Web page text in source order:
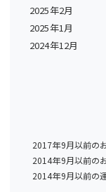
2025年2月
2025年1月
2024年12月
2017年9月以前の
2014年9月以前の
2014年9月以前の